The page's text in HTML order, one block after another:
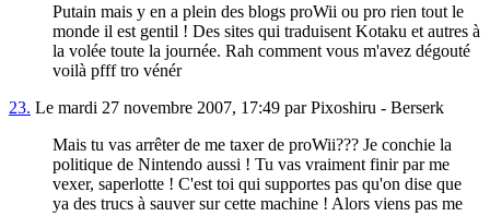
Putain mais y en a plein des blogs proWii ou pro rien tout le
monde il est gentil ! Des sites qui traduisent Kotaku et autres à
la volée toute la journée. Rah comment vous m'avez dégouté
voilà pfff tro vénér
23. Le mardi 27 novembre 2007, 17:49 par Pixoshiru - Berserk
Mais tu vas arrêter de me taxer de proWii??? Je conchie la
politique de Nintendo aussi ! Tu vas vraiment finir par me
vexer, saperlotte ! C'est toi qui supportes pas qu'on dise que
ya des trucs à sauver sur cette machine ! Alors viens pas me